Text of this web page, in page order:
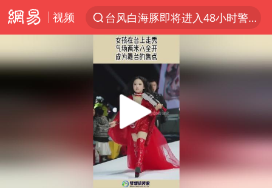
视频
台风白海豚即将进入48小时警戒线
聚“绿”成势，结构转型活力足
80后女柜员逆袭成4200亿银行副行长
金饰克价大幅跳涨
台风白海豚可能在浙闽沿海登陆
多地要求领导干部带头休假
24小时不关空调 电费会更低吗
Play
00:00 00:15